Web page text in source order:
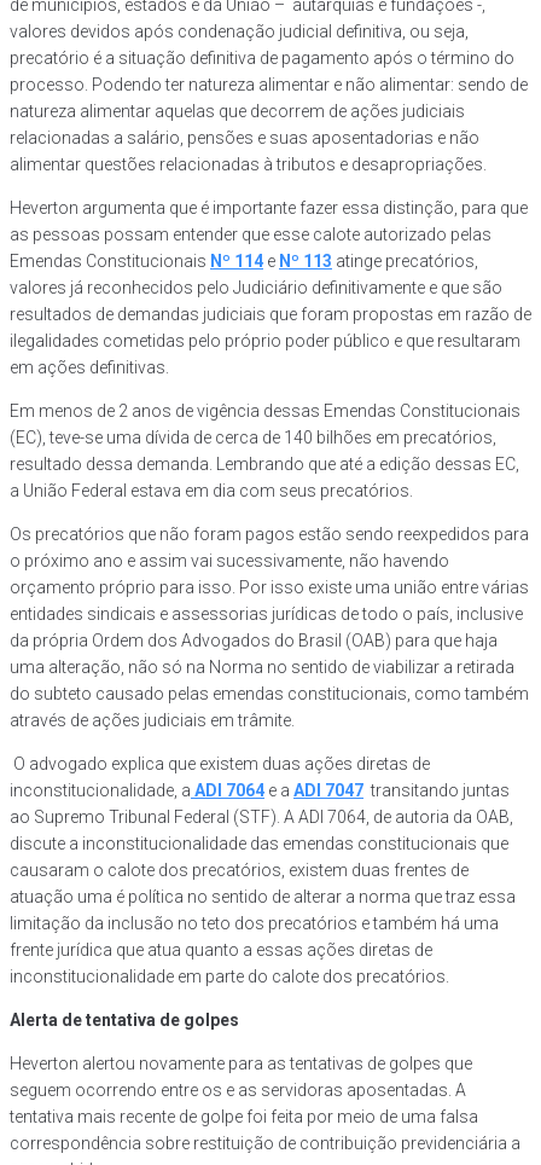
de municípios, estados e da União – autarquias e fundações -,
valores devidos após condenação judicial definitiva, ou seja,
precatório é a situação definitiva de pagamento após o término do
processo. Podendo ter natureza alimentar e não alimentar: sendo de
natureza alimentar aquelas que decorrem de ações judiciais
relacionadas a salário, pensões e suas aposentadorias e não
alimentar questões relacionadas à tributos e desapropriações.
Heverton argumenta que é importante fazer essa distinção, para que
as pessoas possam entender que esse calote autorizado pelas
Emendas Constitucionais Nº 114 e Nº 113 atinge precatórios,
valores já reconhecidos pelo Judiciário definitivamente e que são
resultados de demandas judiciais que foram propostas em razão de
ilegalidades cometidas pelo próprio poder público e que resultaram
em ações definitivas.
Em menos de 2 anos de vigência dessas Emendas Constitucionais
(EC), teve-se uma dívida de cerca de 140 bilhões em precatórios,
resultado dessa demanda. Lembrando que até a edição dessas EC,
a União Federal estava em dia com seus precatórios.
Os precatórios que não foram pagos estão sendo reexpedidos para
o próximo ano e assim vai sucessivamente, não havendo
orçamento próprio para isso. Por isso existe uma união entre várias
entidades sindicais e assessorias jurídicas de todo o país, inclusive
da própria Ordem dos Advogados do Brasil (OAB) para que haja
uma alteração, não só na Norma no sentido de viabilizar a retirada
do subteto causado pelas emendas constitucionais, como também
através de ações judiciais em trâmite.
O advogado explica que existem duas ações diretas de
inconstitucionalidade, a ADI 7064 e a ADI 7047 transitando juntas
ao Supremo Tribunal Federal (STF). A ADI 7064, de autoria da OAB,
discute a inconstitucionalidade das emendas constitucionais que
causaram o calote dos precatórios, existem duas frentes de
atuação uma é política no sentido de alterar a norma que traz essa
limitação da inclusão no teto dos precatórios e também há uma
frente jurídica que atua quanto a essas ações diretas de
inconstitucionalidade em parte do calote dos precatórios.
Alerta de tentativa de golpes
Heverton alertou novamente para as tentativas de golpes que
seguem ocorrendo entre os e as servidoras aposentadas. A
tentativa mais recente de golpe foi feita por meio de uma falsa
correspondência sobre restituição de contribuição previdenciária a